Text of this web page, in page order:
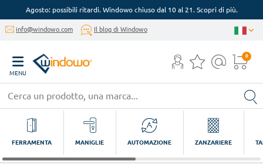
Agosto: possibili ritardi. Windowo chiuso dal 10 al 21. Scopri di più.
info@windowo.com Il blog di Windowo
MENU
0
FERRAMENTA MANIGLIE AUTOMAZIONE ZANZARIERE